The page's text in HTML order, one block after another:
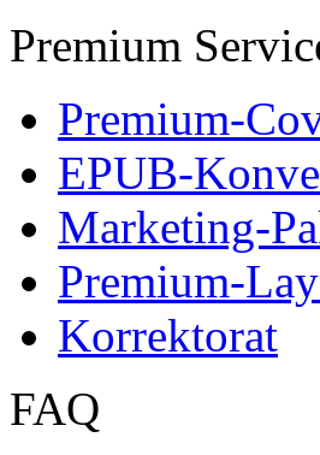
Premium
Premium-
EPUB-
Marketing-
Premium-
Korrektorat
FAQ